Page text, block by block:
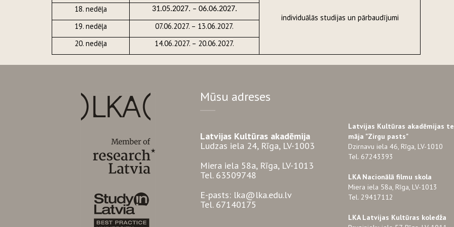
individuālās studijas un pārbaudījumi
18. nedēļa 31.05.2027. – 06.06.2027.
19. nedēļa
07.06.2027. – 13.06.2027.
20. nedēļa
14.06.2027. – 20.06.2027.
Mūsu adreses
Latvijas Kultūras akadēmija
Ludzas iela 24, Rīga, LV-1003
Miera iela 58a, Rīga, LV-1013
Tel. 63509748
E-pasts: lka@lka.edu.lv
Tel. 67140175
Latvijas Kultūras akadēmijas
māja "Zirgu pasts"
Dzirnavu iela 46, Rīga, LV-1010
Tel. 67243393
LKA Nacionālā filmu skola
Miera iela 58a, Rīga, LV-1013
Tel. 29417112
LKA Latvijas Kultūras koledža